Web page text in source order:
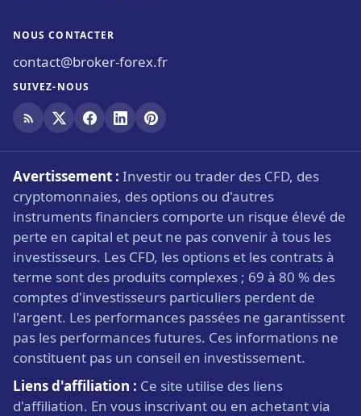
NOUS CONTACTER
contact@broker-forex.fr
SUIVEZ-NOUS
Avertissement : Investir ou trader des CFD, des
cryptomonnaies, des options ou d'autres
instruments financiers comporte un risque élevé de
perte en capital et peut ne pas convenir à tous les
investisseurs. Les CFD, les options et les contrats à
terme sont des produits complexes ; 69 à 80 % des
comptes d'investisseurs particuliers perdent de
l'argent. Les performances passées ne garantissent
pas les performances futures. Ces informations ne
constituent pas un conseil en investissement.
Liens d'affiliation : Ce site utilise des liens
d'affiliation. En vous inscrivant ou en achetant via